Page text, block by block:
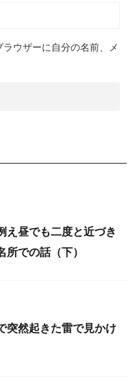
ウザーに自分の名前、メ
え昼でも二度と近づき
での話（下）
突然起きた雷で見かけ